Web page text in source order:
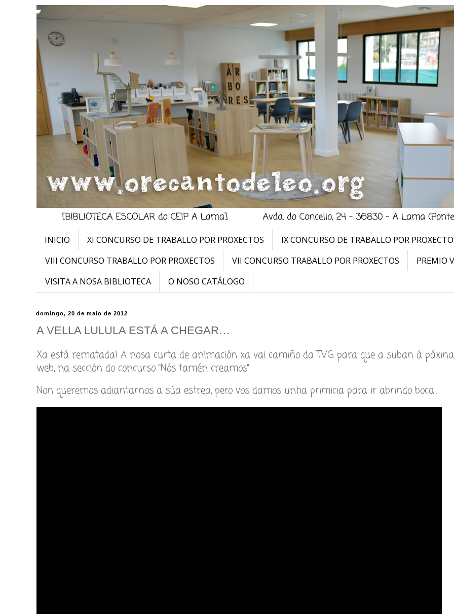
INICIO XI CONCURSO DE TRABALLO POR PROXECTOS
IX CONCURSO DE TRABALLO POR
VIII CONCURSO TRABALLO POR PROXECTOS
VII CONCURSO TRABALLO POR PROXECTOS
PREMIO
VISITA A NOSA BIBLIOTECA
O NOSO CATÁLOGO
domingo, 20 de maio de 2012
A VELLA LULULA ESTÁ A CHEGAR…
Xa está rematada! A nosa curta de animación xa vai camiño da TVG para que a suban á páxina
web, na sección do concurso “Nós tamén creamos”.
Non queremos adiantarnos a súa estrea, pero vos damos unha primicia para ir abrindo boca…